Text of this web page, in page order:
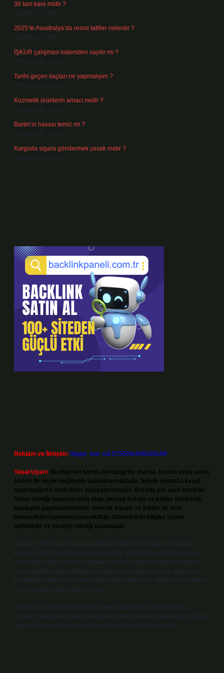
36 tam kare midir ?
Ağustos 3, 2026
2025’te Avustralya’da resmi tatiller nelerdir ?
Ağustos 3, 2026
İŞKUR çalışması kıdemden sayılır mı ?
Temmuz 30, 2026
Tarihi geçen ilaçları ne yapmalıyım ?
Temmuz 28, 2026
Kozmetik ürünlerin amacı nedir ?
Temmuz 26, 2026
Bartın’ın havası temiz mi ?
Temmuz 25, 2026
Kargoda sigara göndermek yasak mıdır ?
Temmuz 24, 2026
Reklam ve İletişim: Skype: live:.cid.575569c608265c69
Yasal Uyarı: Bu internet sitesi, herhangi bir marka, kurum veya şahıs
şirketi ile hiçbir bağlantısı bulunmamaktadır. Sitede yalnızca kendi
hazırladığımız makaleler paylaşılmaktadır. Burada yer alan içerikler
haber niteliği taşımamakta olup, gerçek kurum ve kişiler hakkında
paylaşım yapılmamaktadır. Gerçek kurum ve kişiler ile isim
benzerlikleri tamamen tesadüfidir. Sitemizdeki bilgiler taslak
halindedir ve tavsiye niteliği taşımazlar.
Sitemiz, 5651 Sayılı Kanun gereğince Bilgi Teknolojileri ve İletişim
Kurumu (BTK) tarafından onaylanmış bir Yer Sağlayıcı olarak hizmet
vermektedir. Bu nedenle, sitedeki içerikleri proaktif olarak denetleme
veya araştırma yükümlülüğümüz bulunmamaktadır. Ancak, üyelerimiz
yazdıkları içeriklerin sorumluluğunu taşımakta olup, siteye üye olarak bu
sorumluluğu kabul etmiş sayılırlar.
Hukuka ve yasal düzenlemelere aykırı olduğunu düşündüğünüz
içerikleri, backlinkpanelicomtr@gmail.com adresine bildirmeniz halinde,
ilgili içerikler yasal süre içerisinde sitemizden kaldırılacaktır.